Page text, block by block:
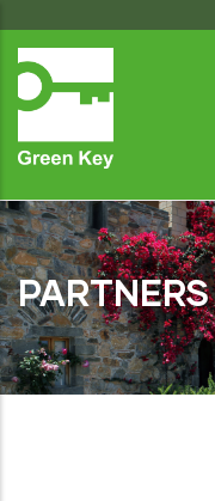
to
main
PARTNERS